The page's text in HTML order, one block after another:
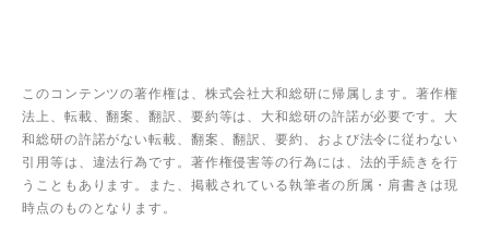
このコンテンツの著作権は、株式会社大和総研に帰属します。著作権
法上、転載、翻案、翻訳、要約等は、大和総研の許諾が必要です。大
和総研の許諾がない転載、翻案、翻訳、要約、および法令に従わない
引用等は、違法行為です。著作権侵害等の行為には、法的手続きを行
うこともあります。また、掲載されている執筆者の所属・肩書きは現
時点のものとなります。